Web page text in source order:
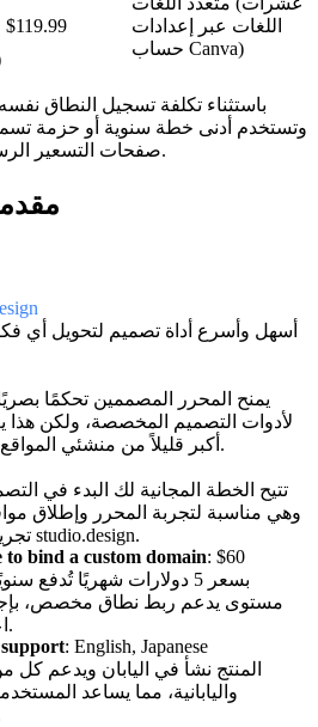
$119.99
اللغات عبر إعدادات
حساب Canva)
باستثناء تكلفة تسجيل النطاق نفسه.
وتستخدم أدنى خطة سنوية أو حزمة
صفحات التسعير الرسمية اعتبارًا من أواخر 2025.
يمنح المحرر المصممين تحكمًا
لأدوات التصميم المخصصة، ولكن هذا
أكبر قليلاً من منشئي المواقع القائمة على القوالب.
تتيح الخطة المجانية لك البدء في
وهي مناسبة لتجربة المحرر وإطلاق
تجريبية على نطاق فرعي studio.design.
bind a custom domain: $60
اعتبارًا من أواخر 2025.
: English, Japanese
المنتج نشأ في اليابان ويدعم كل
واليابانية، مما يساعد